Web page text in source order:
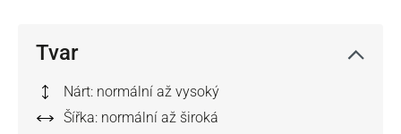
Tvar
Nárt: normální až vysoký
Šířka: normální až široká